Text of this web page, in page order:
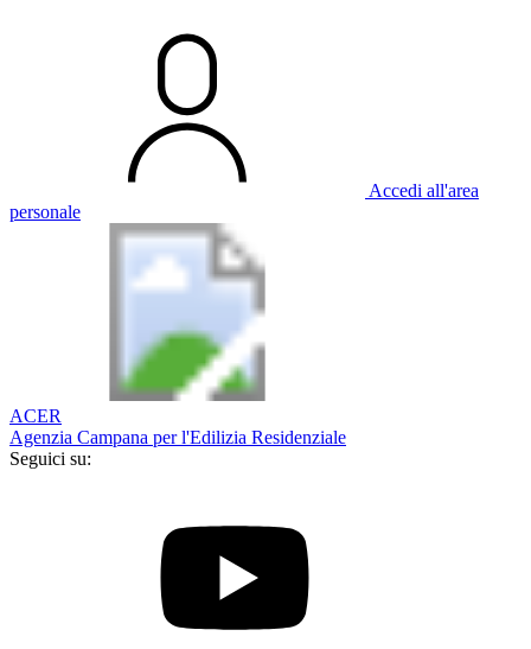
Accedi all'area
personale
ACER
Agenzia Campana per l'Edilizia Residenziale
Seguici su: